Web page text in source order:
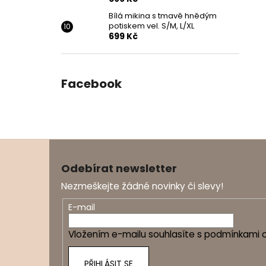
Bílá mikina s tmavě hnědým
potiskem vel. S/M, L/XL
699 Kč
Facebook
Odebírat newsletter
Nezmeškejte žádné novinky či slevy!
E-mail
Vložením e-mailu souhlasíte s podmínkami
PŘIHLÁSIT SE